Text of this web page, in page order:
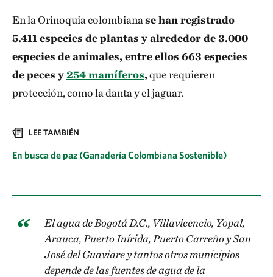
En la Orinoquia colombianase han registrado
5.411 especies de plantas y alrededor de 3.000
especies de animales, entre ellos 663 especies
de peces y254 mamíferos,que requieren
protección, como la danta y el jaguar.
LEE TAMBIÉN
En busca de paz (Ganadería Colombiana Sostenible)
El agua de Bogotá D.C., Villavicencio, Yopal,
Arauca, Puerto Inírida, Puerto Carreño y San
José del Guaviare y tantos otros municipios
depende de las fuentes de agua de la